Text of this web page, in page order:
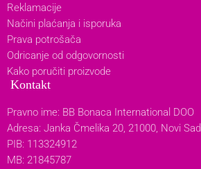
Reklamacije
Načini plaćanja i isporuka
Prava potrošača
Odricanje od odgovornosti
Kako poručiti proizvode
Kontakt
Pravno ime: BB Bonaca International DOO
Adresa: Janka Čmelika 20, 21000, Novi Sad
PIB: 113324912
MB: 21845787